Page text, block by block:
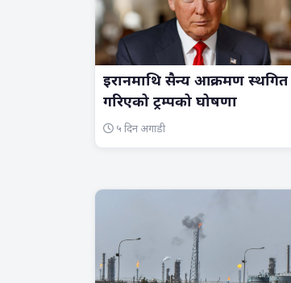
इरानमाथि सैन्य आक्रमण स्थगित
गरिएको ट्रम्पको घोषणा
५ दिन अगाडी